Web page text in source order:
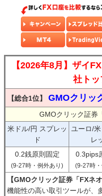
【2026年8月】ザイ
社トッ
【総合1位】 GMOクリッ
GMOクリック証券
米ドル/円 スプレッ
ド
ユーロ/
レ
0.2銭原則固定
(9-27時・例外あり)
0.3pips
(9-27時
【GMOクリック証券「FXネ
機能性の高い取引ツールが、